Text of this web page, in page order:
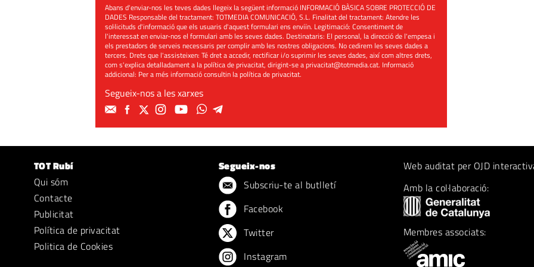
Abans d'enviar-nos les teves dades llegeix la següent informació INFORMACIÓ BÀSICA SOBRE PROTECCIÓ DE
DADES Responsable del tractament: TOTMEDIA COMUNICACIÓ, S.L. Finalitat del tractament: Atendre les
sol·licituds d'informació que els usuaris d'aquest formulari ens enviïn. Legitimació: Consentiment de
l'interessat en enviar-nos el formulari amb les seves dades. Destinataris: El personal, la direcció de l'empesa i
els prestadors de serveis necessaris per complir amb les nostres obligacions. No cedirem les seves dades a
tercers. Drets que l'assisteixen: Té dret a accedir, rectificar i/o suprimir les seves dades, així com altres drets,
com s'explica detalladament a la política de privacitat, dirigint-se aprivacitat@totmedia.cat. Informació
addicional: Per a més informació consultin lapolítica de privacitat.
Segueix-nos a les xarxes
TOT Rubí
Qui sóm
Contacte
Publicitat
Política de privacitat
Politica de Cookies
Segueix-nos
Subscriu-te al butlletí
Facebook
Twitter
Instagram
Web auditat per OJD
Amb la col·laboració:
Membres associats: